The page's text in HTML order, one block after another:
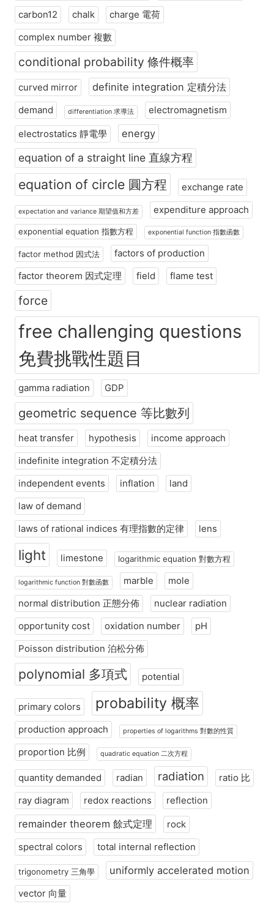
carbon12
chalk
charge 電荷
complex number 複數
conditional probability 條件概率
curved mirror definite integration 定積分法
demand differentiation 求導法 electromagnetism
electrostatics 靜電學 energy
equation of a straight line 直線方程
equation of circle 圓方程 exchange rate
expectation and variance 期望值和方差 expenditure approach
exponential equation 指數方程 exponential function 指數函數
factor method 因式法
factors of production
factor theorem 因式定理
field flame test
force
free challenging questions
免費挑戰性題目
gamma radiation GDP
geometric sequence 等比數列
heat transfer hypothesis
income approach
indefinite integration 不定積分法
independent events
inflation
land
law of demand
laws of rational indices 有理指數的定律
lens
light limestone logarithmic equation 對數方程
logarithmic function 對數函數 marble
mole
normal distribution 正態分佈
nuclear radiation
opportunity cost
oxidation number
pH
Poisson distribution 泊松分佈
polynomial 多項式 potential
primary colors probability 概率
production approach properties of logarithms 對數的性質
proportion 比例 quadratic equation 二次方程
quantity demanded radian radiation
ratio 比
ray diagram
redox reactions reflection
remainder theorem 餘式定理
rock
spectral colors
total internal reflection
trigonometry 三角學 uniformly accelerated motion
vector 向量